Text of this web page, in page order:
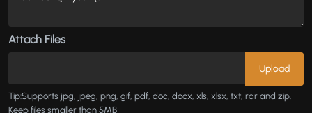
Attach Files
Tip:Supports jpg, jpeg, png, gif, pdf, doc, docx, xls, xlsx, txt, rar and zip.
Keep files smaller than 5MB